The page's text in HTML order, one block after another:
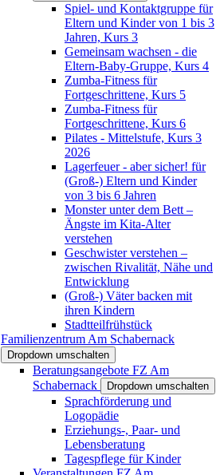
Spiel- und Kontaktgruppe für
Eltern und Kinder von 1 bis 3
Jahren, Kurs 3
Gemeinsam wachsen - die
Eltern-Baby-Gruppe, Kurs 4
Zumba-Fitness für
Fortgeschrittene, Kurs 5
Zumba-Fitness für
Fortgeschrittene, Kurs 6
Pilates - Mittelstufe, Kurs 3
2026
Lagerfeuer - aber sicher! für
(Groß-) Eltern und Kinder
von 3 bis 6 Jahren
Monster unter dem Bett –
Ängste im Kita-Alter
verstehen
Geschwister verstehen –
zwischen Rivalität, Nähe und
Entwicklung
(Groß-) Väter backen mit
ihren Kindern
Stadtteilfrühstück
Familienzentrum Am Schabernack
Dropdown umschalten
Beratungsangebote FZ Am
Schabernack
Dropdown umschalten
Sprachförderung und
Logopädie
Erziehungs-, Paar- und
Lebensberatung
Tagespflege für Kinder